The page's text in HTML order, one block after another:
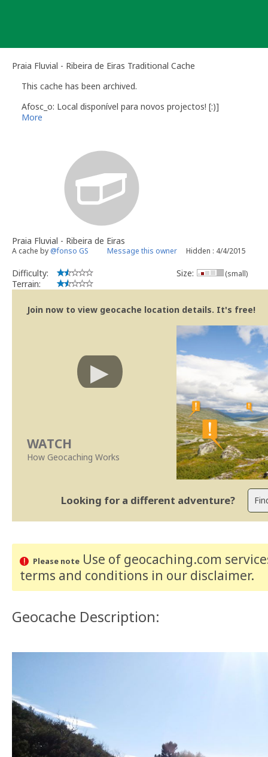
Praia Fluvial - Ribeira de Eiras Traditional Cache
This cache has been archived.
Afosc_o: Local disponível para novos projectos! [:)]
More
Praia Fluvial - Ribeira de Eiras
A cache by @fonso GS Message this owner Hidden : 4/4/2015
Difficulty:
Terrain:
Size: (small)
Join now to view geocache location details. It's free!
WATCH
How Geocaching Works
Looking for a different adventure?
Please noteUse of geocaching.com
terms and conditions in our disclaimer.
Geocache Description: